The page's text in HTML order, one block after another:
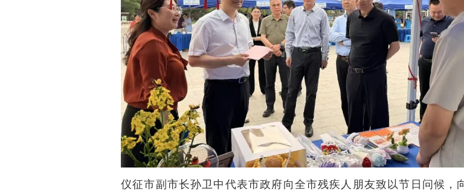
仪征市副市长孙卫中代表市政府向全市残疾人朋友致以节日问候，